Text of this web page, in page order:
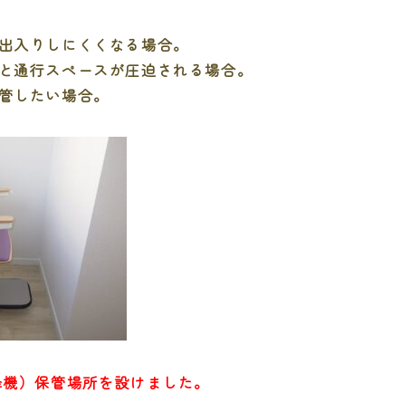
入りしにくくなる場合。
通行スペースが圧迫される場合。
したい場合。
）保管場所を設けました。